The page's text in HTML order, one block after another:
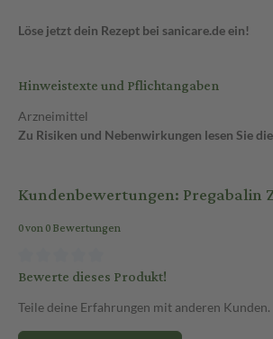
Löse jetzt dein Rezept bei sanicare.de ein!
Hinweistexte und Pflichtangaben
Arzneimittel
Zu Risiken und Nebenwirkungen lesen Sie
Kundenbewertungen: Pregabalin
0 von 0 Bewertungen
Bewerte dieses Produkt!
Teile deine Erfahrungen mit anderen Kunden.